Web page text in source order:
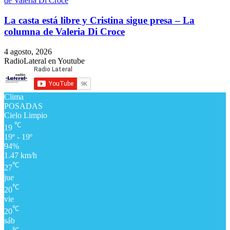
​La casta está libre y Cristina sigue presa – La
columna de Valeria Di Croce
4 agosto, 2026
RadioLateral en Youtube
Clima
POSADAS
Cielo Limpio
19 ℃
19º - 19º
94%
1.47 km/h
27℃
jue
20℃
vie
20℃
sáb